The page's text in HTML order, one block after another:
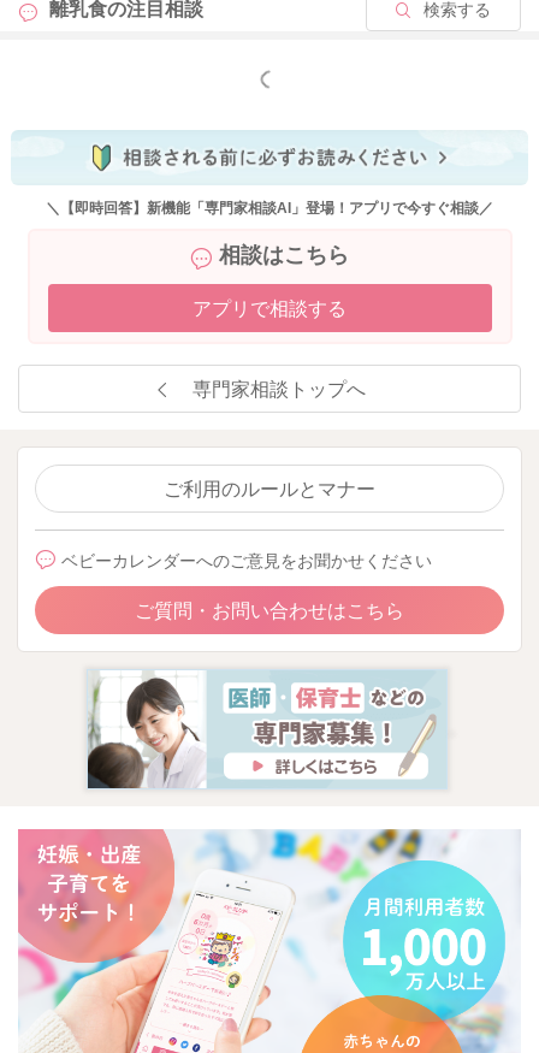
推奨されていますが、『必ず』という時期は設けておりません
合わせて進めていただいても大丈夫です。
ていったほうが良いでしょうか？
⇒卵黄１個分食べきっていなくても、1回に小さじ2杯ほど食べ
られていれば、重篤な卵アレルギーの可能性は低くなります。
少食なお子さんで卵黄を1個食べさせるのが難しい場合には、1
も良いかと思います。
増やしていくようにしてくださいね。
離乳食をはじめた当初はいつも完食していたとのことで、突然
離乳食を嫌がったり食べなくなると、とてもご心配なお気持ち
かとお察しいたします。
お子さんが食べなくなった時期にご病気をされたり、食形態を
変えたり、生活リズムが変わった、歯が生えてきたなど、なに
か変化はありましたでしょうか。
赤ちゃんが離乳食を食べなくなる主な原因は、
・お腹が空いていない
・味が苦手
・歯が生えてきている
・病中・病後で胃腸機能が低下している
・暑さで食欲が低下している
などが考えられます。
すでに色々と実行されていることもあるかと思いますが、順番
に対処法を説明いたしますので、少しでもご参考になれば幸い
離乳食の注目相談 検索する
もっと見る
＼【即時回答】新機能「専門家相談AI」登場！アプリで今すぐ相談／
相談はこちら
アプリで相談する
専門家相談トップへ
ご利用のルールとマナー
ベビーカレンダーへのご意見をお聞かせください
ご質問・お問い合わせはこちら